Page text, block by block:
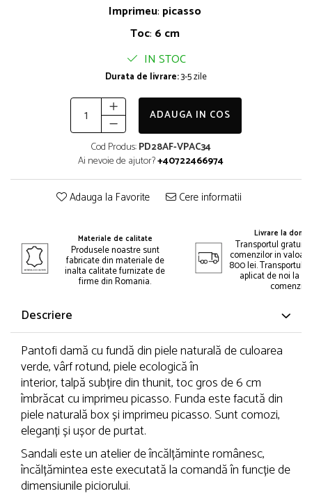
Imprimeu: picasso
Toc: 6 cm
IN STOC
Durata de livrare:3-5 zile
ADAUGA IN COS
Cod Produs:PD28AF-VPAC34
Ai nevoie de ajutor?+40722466974
Adauga la Favorite Cere informatii
Materiale de calitate
Produsele noastre sunt
fabricate din materiale de
inalta calitate furnizate de
firme din Romania.
Livrare la
Transportul gratuit
comenzilor in
800 lei. Transportul
aplicat de noi la
comenzii.
Descriere
Pantofi damă cu fundă din piele naturală de culoarea
verde, vârf rotund, piele ecologică în
interior, talpă subțire din thunit, toc gros de 6 cm
îmbrăcat cu imprimeu picasso. Funda este facută din
piele naturală box și imprimeu picasso. Sunt comozi,
eleganți și ușor de purtat.
Sandali este un atelier de încălțăminte românesc,
încălțămintea este executată la comandă în funcție de
dimensiunile piciorului.